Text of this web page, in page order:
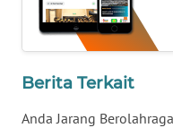
Berita Terkait
Anda Jarang
WN
LAMPUNG
WN
JATENG